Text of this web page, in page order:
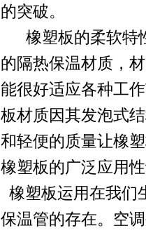
的突破。
橡塑板的柔软特
的隔热保温材质，
能很好适应各种工
板材质因其发泡式
和轻便的质量让橡
橡塑板的广泛应用
橡塑板运用在我们
保温管的存在。空